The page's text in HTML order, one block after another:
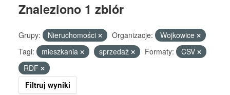
Znaleziono 1 zbiór
Grupy: Nieruchomości Organizacje:
Wojkowice
Tagi:
mieszkania sprzedaż Formaty:
CSV
RDF
Filtruj wyniki